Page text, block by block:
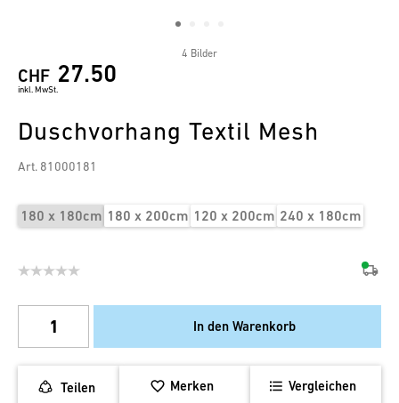
4 Bilder
CHF 27.50
inkl. MwSt.
Duschvorhang Textil Mesh
Art. 81000181
180 x 180cm 180 x 200cm 120 x 200cm 240 x 180cm
In den Warenkorb
Teilen Merken Vergleichen